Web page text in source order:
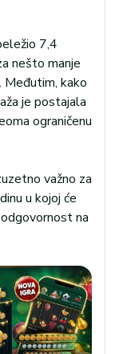
7,4
nešto manje
Međutim, kako
je postajala
ograničenu
važno za
u kojoj će
na